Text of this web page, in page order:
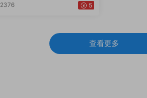
2376 5
查看更多